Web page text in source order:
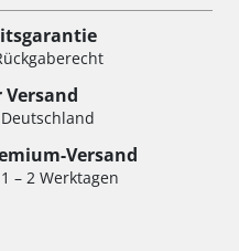
Versand
– 2 Werktagen